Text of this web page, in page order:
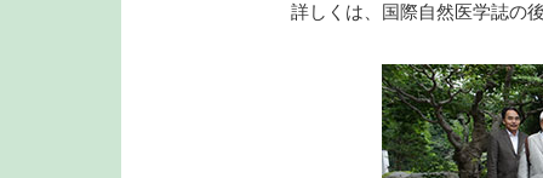
詳しくは、国際自然医学誌の